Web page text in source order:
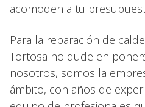
acomoden a tu
Para la reparación de
Tortosa no dude en
nosotros, somos la
ámbito, con años de